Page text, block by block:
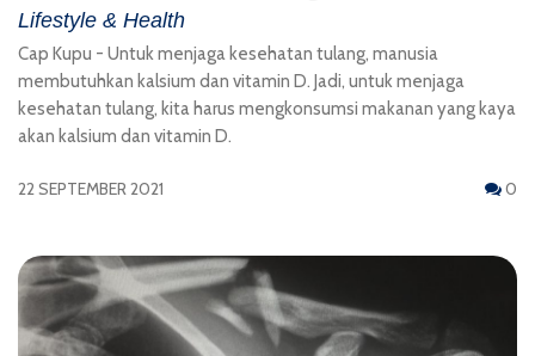
Lifestyle & Health
Cap Kupu - Untuk menjaga kesehatan tulang, manusia
membutuhkan kalsium dan vitamin D. Jadi, untuk menjaga
kesehatan tulang, kita harus mengkonsumsi makanan yang kaya
akan kalsium dan vitamin D.
22 SEPTEMBER 2021 0